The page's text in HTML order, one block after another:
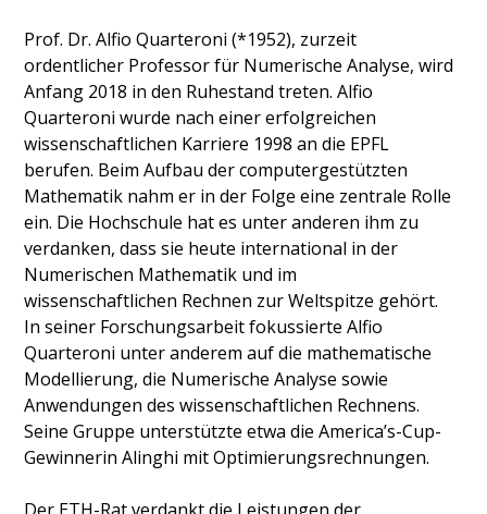
Prof. Dr. Alfio Quarteroni (*1952), zurzeit
ordentlicher Professor für Numerische Analyse, wird
Anfang 2018 in den Ruhestand treten. Alfio
Quarteroni wurde nach einer erfolgreichen
wissenschaftlichen Karriere 1998 an die EPFL
berufen. Beim Aufbau der computergestützten
Mathematik nahm er in der Folge eine zentrale Rolle
ein. Die Hochschule hat es unter anderen ihm zu
verdanken, dass sie heute international in der
Numerischen Mathematik und im
wissenschaftlichen Rechnen zur Weltspitze gehört.
In seiner Forschungsarbeit fokussierte Alfio
Quarteroni unter anderem auf die mathematische
Modellierung, die Numerische Analyse sowie
Anwendungen des wissenschaftlichen Rechnens.
Seine Gruppe unterstützte etwa die America’s-Cup-
Gewinnerin Alinghi mit Optimierungsrechnungen.